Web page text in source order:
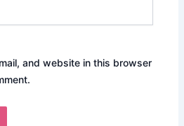
and website in this browser